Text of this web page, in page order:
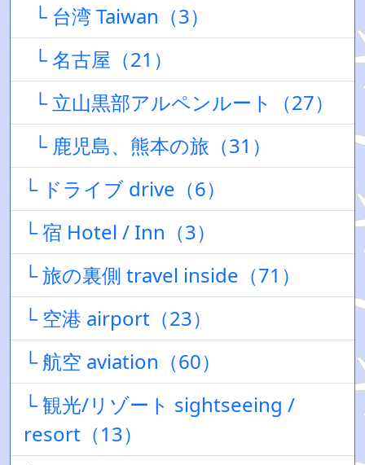
└ 台湾 Taiwan（3）
└ 名古屋（21）
└ 立山黒部アルペンルート（27）
└ 鹿児島、熊本の旅（31）
└ ドライブ drive（6）
└ 宿 Hotel / Inn（3）
└ 旅の裏側 travel inside（71）
└ 空港 airport（23）
└ 航空 aviation（60）
└ 観光/リゾート sightseeing /
resort（13）